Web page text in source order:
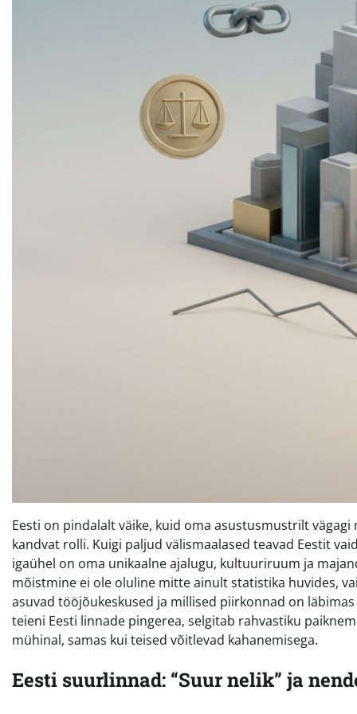
Eesti on pindalalt väike, kuid oma asustusmustrilt
kandvat rolli. Kuigi paljud välismaalased teavad Eestit
igaühel on oma unikaalne ajalugu, kultuuriruum ja
mõistmine ei ole oluline mitte ainult statistika huvides,
asuvad tööjõukeskused ja millised piirkonnad on
teieni Eesti linnade pingerea, selgitab rahvastiku
mühinal, samas kui teised võitlevad kahanemisega.
Eesti suurlinnad: “Suur nelik” ja